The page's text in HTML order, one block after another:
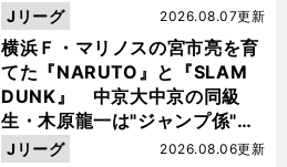
横浜Ｆ・マリノスの宮市亮を育
てた『NARUTO』と『SLAM
DUNK』 中京大中京の同級
生・木原龍一は"ジャンプ係"だ
った
2026.08.07更新
Jリーグ
2026.08.06更新
Jリーグ